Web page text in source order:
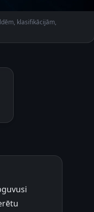
klasifikācijām,